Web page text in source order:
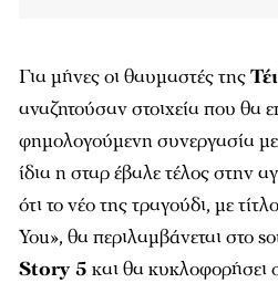
Για μήνες οι θαυμαστές της
αναζητούσαν στοιχεία που θα
φημολογούμενη συνεργασία
ίδια η σταρ έβαλε τέλος στην
ότι το νέο της τραγούδι, με
You», θα περιλαμβάνεται στο
Story 5 και θα κυκλοφορήσει